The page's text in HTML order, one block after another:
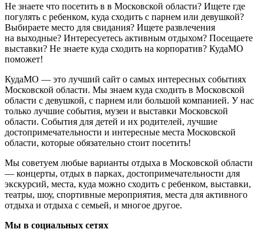
Не знаете что посетить в в Московской области? Ищете где
погулять с ребенком, куда сходить с парнем или девушкой?
Выбираете место для свидания? Ищете развлечения
на выходные? Интересуетесь активным отдыхом? Посещаете
выставки? Не знаете куда сходить на корпоратив? КудаМО
поможет!
КудаМО — это лучший сайт о самых интересных событиях
Московской области. Мы знаем куда сходить в Московской
области с девушкой, с парнем или большой компанией. У нас
только лучшие события, музеи и выставки Московской
области. События для детей и их родителей, лучшие
достопримечательности и интересные места Московской
области, которые обязательно стоит посетить!
Мы советуем любые варианты отдыха в Московской области
— концерты, отдых в парках, достопримечательности для
экскурсий, места, куда можно сходить с ребенком, выставки,
театры, шоу, спортивные мероприятия, места для активного
отдыха и отдыха с семьей, и многое другое.
Мы в социальных сетях